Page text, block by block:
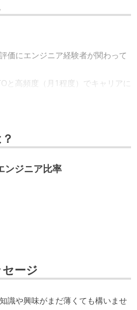
価にエンジニア経験者が関わって
と高頻度（月1程度）でキャリアに
ンジニアに、マネジメントの役
じる、技術やワークフローの標準
は執行役員として、エンジニアリ
営に参加している
・指名を受けるようなエンジニア
債を解消するためのプロジェクト
ンジニア比率
ージ
識や興味がまだ薄くても構いませ